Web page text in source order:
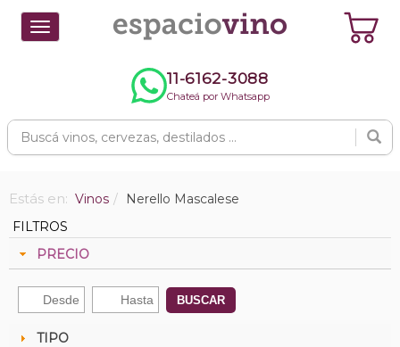
Toggle
navigation
11-6162-3088
Chateá por Whatsapp
Estás en: Vinos
Nerello Mascalese
FILTROS
PRECIO
BUSCAR
TIPO